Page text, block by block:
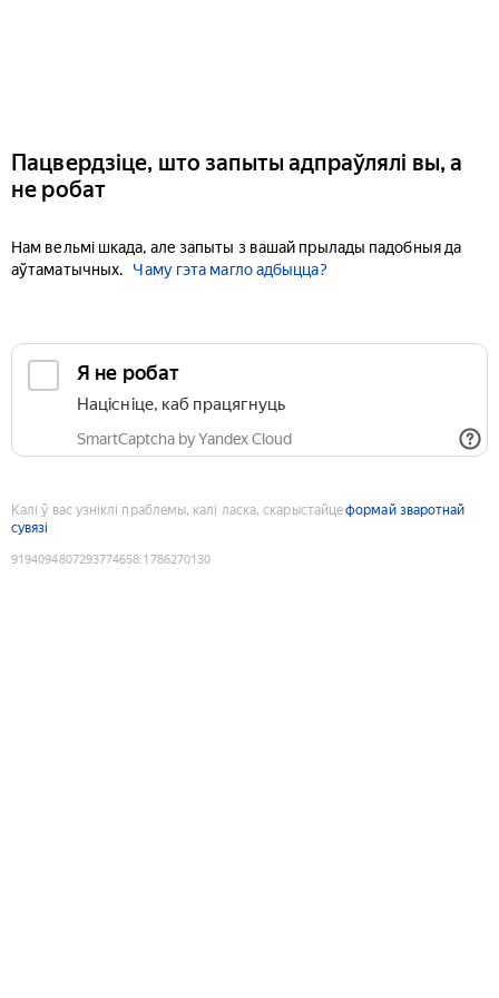
Пацвердзіце, што запыты адпраўлялі вы, а
не робат
Нам вельмі шкада, але запыты з вашай прылады падобныя да
аўтаматычных.
Чаму гэта магло адбыцца?
Я не робат
Націсніце, каб працягнуць
SmartCaptcha by Yandex Cloud
Калі ў вас узніклі праблемы, калі ласка, скарыстайцеформай зваротнай
сувязі
9194094807293774658:1786270130